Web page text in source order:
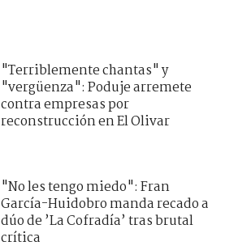
"Terriblemente chantas" y
"vergüenza": Poduje arremete
contra empresas por
reconstrucción en El Olivar
"No les tengo miedo": Fran
García-Huidobro manda recado a
dúo de ’La Cofradía’ tras brutal
crítica